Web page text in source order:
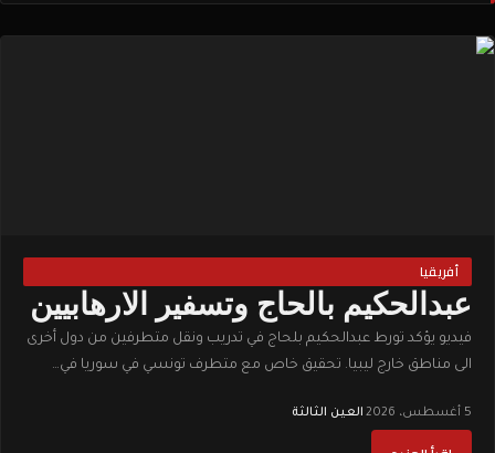
أفريقيا
عبدالحكيم بالحاج وتسفير الارهابيين
فيديو يؤكد تورط عبدالحكيم بلحاج في تدريب ونقل متطرفين من دول أخرى
الى مناطق خارج ليبيا. تحقيق خاص مع متطرف تونسي في سوريا في…
5 أغسطس، 2026 العين الثالثة